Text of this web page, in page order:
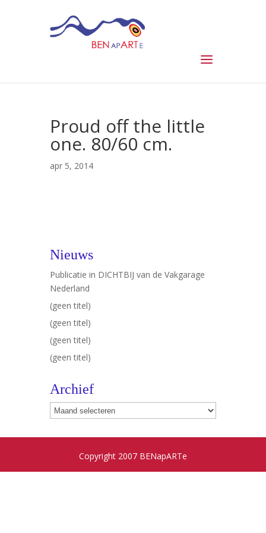
Proud off the little
one. 80/60 cm.
apr 5, 2014
Nieuws
Publicatie in DICHTBIJ van de Vakgarage
Nederland
(geen titel)
(geen titel)
(geen titel)
(geen titel)
Archief
Archief
Copyright 2007 BENapARTe